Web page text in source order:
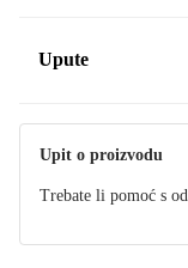
Upute
Upit o proizvodu
Trebate li pomoć s